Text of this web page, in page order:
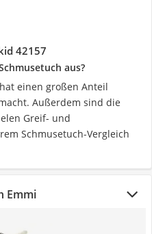
42157
aus?
einen großen Anteil
Außerdem sind die
Greif- und
Schmusetuch-Vergleich
Emmi